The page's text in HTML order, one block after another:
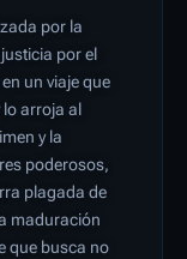
por la
por el
un viaje que
lo arroja al
y la
poderosos,
plagada de
maduración
que busca no